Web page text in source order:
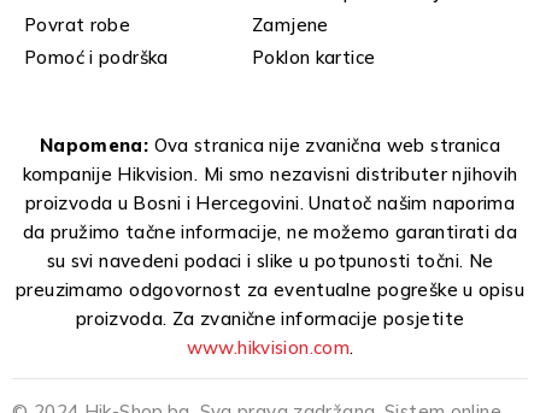
Povrat robe
Zamjene
Pomoć i podrška
Poklon kartice
Napomena: Ova stranica nije zvanična web stranica
kompanije Hikvision. Mi smo nezavisni distributer njihovih
proizvoda u Bosni i Hercegovini. Unatoč našim naporima
da pružimo tačne informacije, ne možemo garantirati da
su svi navedeni podaci i slike u potpunosti točni. Ne
preuzimamo odgovornost za eventualne pogreške u opisu
proizvoda. Za zvanične informacije posjetite
www.hikvision.com.